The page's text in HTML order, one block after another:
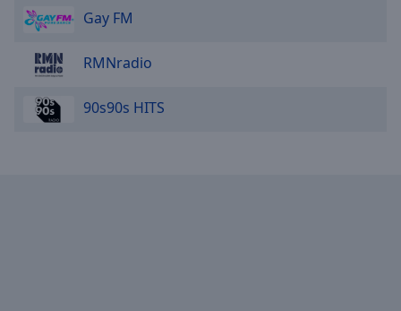
Gay FM
RMNradio
90s90s HITS